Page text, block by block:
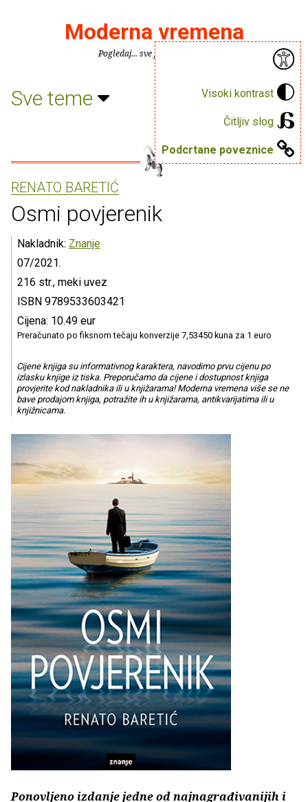
Visoki kontrast
Čitljiv slog
Podcrtane poveznice
Moderna vremena
Pogledaj... sve je puno knjiga.
Sve teme
RENATO BARETIĆ
Osmi povjerenik
Nakladnik: Znanje
07/2021.
216 str., meki uvez
ISBN 9789533603421
Cijena: 10.49 eur
Preračunato po fiksnom tečaju konverzije 7,53450 kuna za 1 euro
Cijene knjiga su informativnog karaktera, navodimo prvu cijenu po
izlasku knjige iz tiska. Preporučamo da cijene i dostupnost knjiga
provjerite kod nakladnika ili u knjižarama! Moderna vremena više se ne
bave prodajom knjiga, potražite ih u knjižarama, antikvarijatima ili u
knjižnicama.
Ponovljeno izdanje jedne od najnagrađivanijih i